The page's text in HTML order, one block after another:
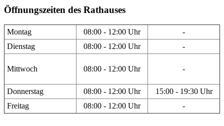
Öffnungszeiten des Rathauses
Montag 08:00 - 12:00 Uhr
-
Dienstag
08:00 - 12:00 Uhr -
Mittwoch 08:00 - 12:00 Uhr -
Donnerstag 08:00 - 12:00 Uhr
15:00 - 19:30 Uhr
Freitag
08:00 - 12:00 Uhr -